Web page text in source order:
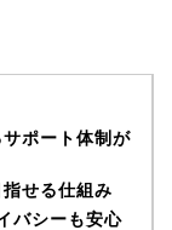
ポート体制が
せる仕組み
バシーも安心